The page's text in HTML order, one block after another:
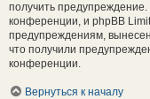
получить
конференции, и phpBB
предупреждениям,
что получили
конференции.
Вернуться к началу